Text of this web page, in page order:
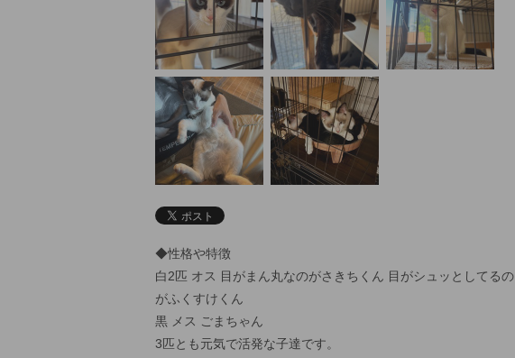
◆性格や特徴
白2匹 オス 目がまん丸なのがさきちくん 目がシュッとしてるの
がふくすけくん
黒 メス ごまちゃん
3匹とも元気で活発な子達です。